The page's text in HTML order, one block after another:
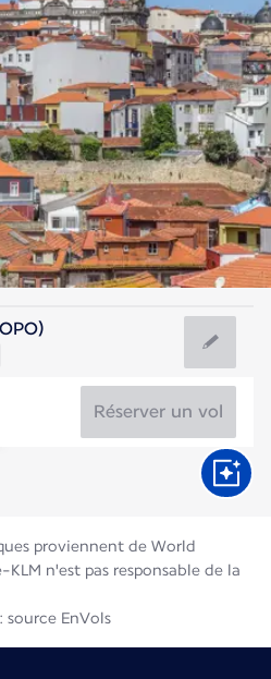
Réserver un vol
proviennent de World
n'est pas responsable de la
source EnVols